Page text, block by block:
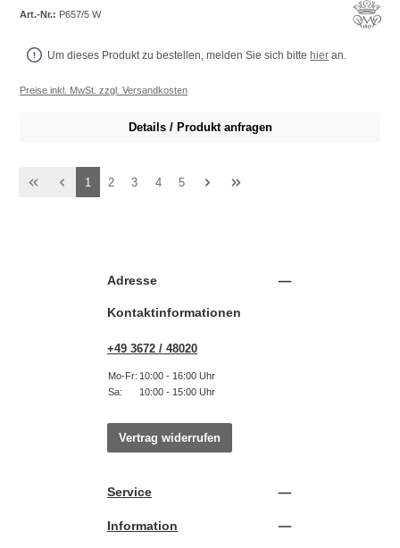
Art.-Nr.: P657/5 W
Um dieses Produkt zu bestellen, melden Sie sich bittehier an.
Preise inkl. MwSt. zzgl. Versandkosten
Details / Produkt anfragen
Seite
1 Seite
2 Seite
3 Seite
4 Seite
5
Adresse
Kontaktinformationen
+49 3672 / 48020
Mo-Fr: 10:00 - 16:00 Uhr
Sa:
10:00 - 15:00 Uhr
Vertrag widerrufen
Service
Information